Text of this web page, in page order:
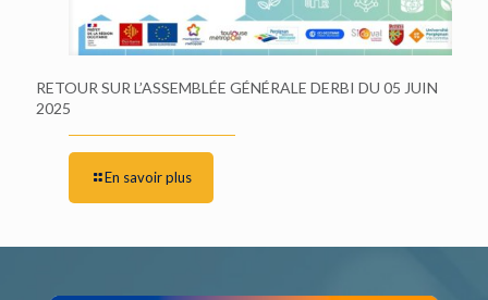
RETOUR SUR L’ASSEMBLÉE GÉNÉRALE DERBI DU 05 JUIN
2025
En savoir plus